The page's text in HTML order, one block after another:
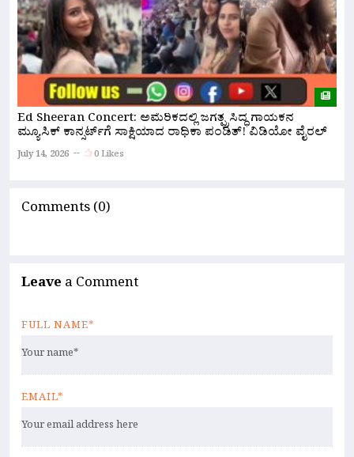
Ed Sheeran Concert: ಅಮೆರಿಕದಲ್ಲಿ ಜಗತ್ಪ್ರಸಿದ್ಧ ಗಾಯಕನ
ಮ್ಯೂಸಿಕ್ ಕಾನ್ಸರ್ಟ್‌ಗೆ ಸಾಕ್ಷಿಯಾದ ರಾಧಿಕಾ ಪಂಡಿತ್! ವಿಡಿಯೋ ವೈರಲ್
July 14, 2026 0 Likes
Comments (0)
Leave a Comment
FULL NAME*
EMAIL*